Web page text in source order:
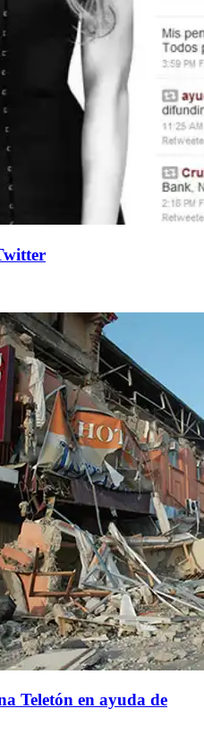
Teletón en ayuda de